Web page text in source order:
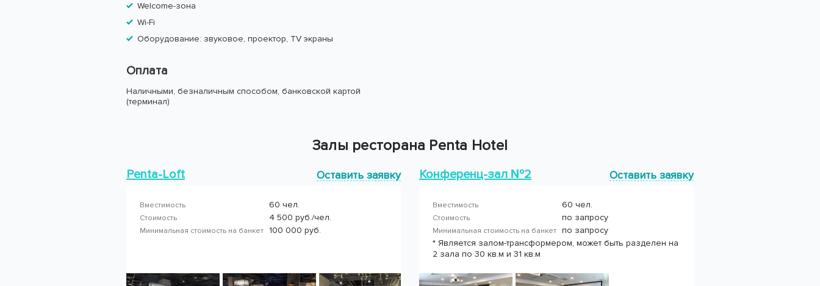
Welcome-зона
Wi-Fi
Оборудование: звуковое, проектор, TV экраны
Оплата
Наличными, безналичным способом, банковской картой
(терминал)
Залы ресторана Penta Hotel
Penta-Loft Оставить заявку
Вместимость 60 чел.
Стоимость 4 500 руб./чел.
Минимальная стоимость на банкет 100 000 руб.
Конференц-зал №2 Оставить заявку
Вместимость 60 чел.
Стоимость по запросу
Минимальная стоимость на банкет по запросу
* Является залом-трансформером, может быть разделен на
2 зала по 30 кв.м и 31 кв.м